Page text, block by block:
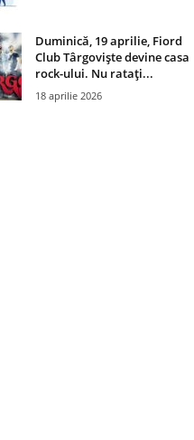
Duminică, 19 aprilie, Fiord
Club Târgoviște devine casa
rock-ului. Nu ratați...
18 aprilie 2026